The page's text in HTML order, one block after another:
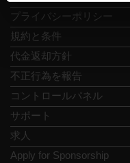
プライバシーポリシー
規約と条件
代金返却方針
不正行為を報告
コントロールパネル
サポート
求人
Apply for Sponsorship